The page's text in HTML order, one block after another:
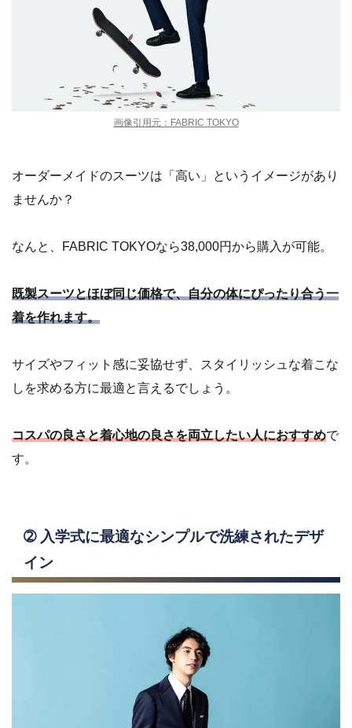
画像引用元：FABRIC TOKYO
オーダーメイドのスーツは「高い」というイメージがあり
ませんか？
なんと、FABRIC TOKYOなら38,000円から購入が可能。
既製スーツとほぼ同じ価格で、自分の体にぴったり合う一
着を作れます。
サイズやフィット感に妥協せず、スタイリッシュな着こな
しを求める方に最適と言えるでしょう。
コスパの良さと着心地の良さを両立したい人におすすめで
す。
➁ 入学式に最適なシンプルで洗練されたデザ
イン